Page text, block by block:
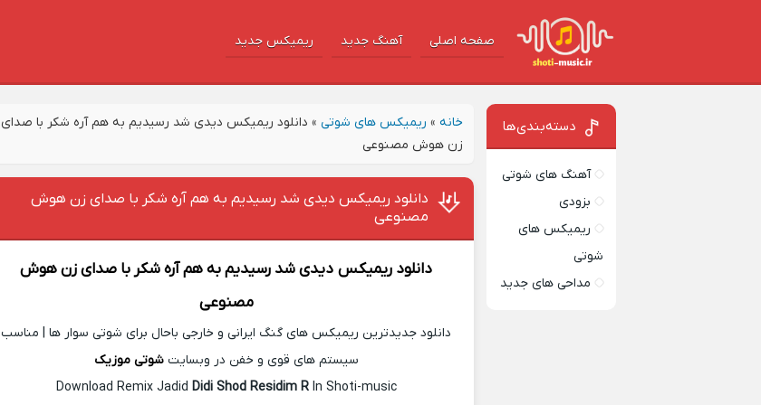
صفحه اصلی آهنگ‌ جدید ریمیکس جدید
خانه » ریمیکس های شوتی » دانلود ریمیکس دیدی شد رسیدیم به هم آره شکر با صدای
زن هوش مصنوعی
دانلود ریمیکس دیدی شد رسیدیم به هم آره شکر با صدای زن هوش
مصنوعی
دانلود ریمیکس دیدی شد رسیدیم به هم آره شکر با صدای زن هوش
مصنوعی
دانلود جدیدترین ریمیکس های گنگ ایرانی و خارجی باحال برای شوتی سوار ها | مناسب
سیستم های قوی و خفن در وبسایتشوتی موزیک
Download Remix Jadid Didi Shod Residim RIn Shoti-music
دسته‌بندی‌ها
آهنگ های شوتی
بزودی
ریمیکس های
شوتی
مداحی های جدید